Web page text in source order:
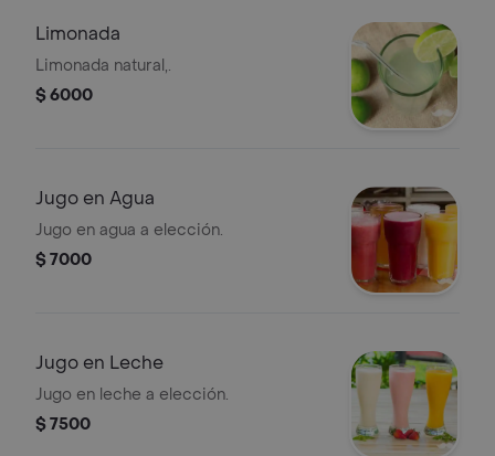
Limonada
Limonada natural,.
$ 6000
Jugo en Agua
Jugo en agua a elección.
$ 7000
Jugo en Leche
Jugo en leche a elección.
$ 7500